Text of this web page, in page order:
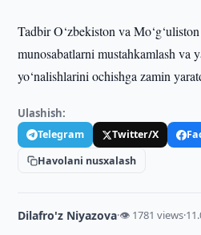
Tadbir O‘zbekiston va
munosabatlarni mustahkamlash va
yo‘nalishlarini ochishga zamin
Ulashish:
Telegram Twitter/X
Havolani nusxalash
Dilafro'z Niyazova·👁 1781 views·